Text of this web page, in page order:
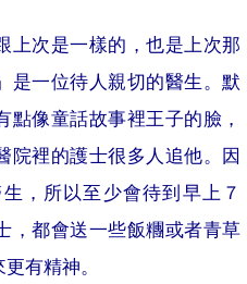
次是一樣的，也是上次那
是一位待人親切的醫生。默
點像童話故事裡王子的臉，
院裡的護士很多人追他。因
，所以至少會待到早上７
，都會送一些飯糰或者青草
有精神。